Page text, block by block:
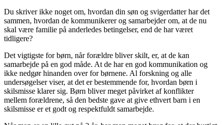
Du skriver ikke noget om, hvordan din søn og svigerdatter har det
sammen, hvordan de kommunikerer og samarbejder om, at de nu
skal være familie på anderledes betingelser, end de har været
tidligere?
Det vigtigste for børn, når forældre bliver skilt, er, at de kan
samarbejde på en god måde. At de har en god kommunikation og
ikke nedgør hinanden over for børnene. Al forskning og alle
undersøgelser viser, at det er bestemmende for, hvordan børn i
skilsmisse klarer sig. Børn bliver meget påvirket af konflikter
mellem forældrene, så den bedste gave at give ethvert barn i en
skilsmisse er et godt og respektfuldt samarbejde.